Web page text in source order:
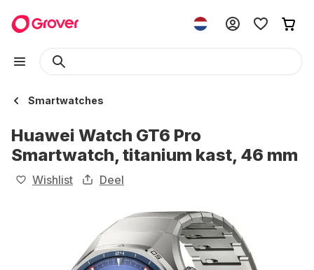
Smartwatches
Huawei Watch GT6 Pro
Smartwatch, titanium kast, 46 mm
Wishlist Deel